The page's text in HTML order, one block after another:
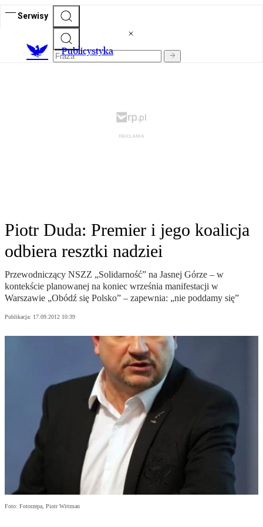
Serwisy
Publicystyka
Piotr Duda: Premier i jego koalicja
odbiera resztki nadziei
Przewodniczący NSZZ „Solidarność” na Jasnej Górze – w
kontekście planowanej na koniec września manifestacji w
Warszawie „Obódź się Polsko” – zapewnia: „nie poddamy się”
Publikacja: 17.09.2012 10:39
Foto: Fotorzepa, Piotr Wittman